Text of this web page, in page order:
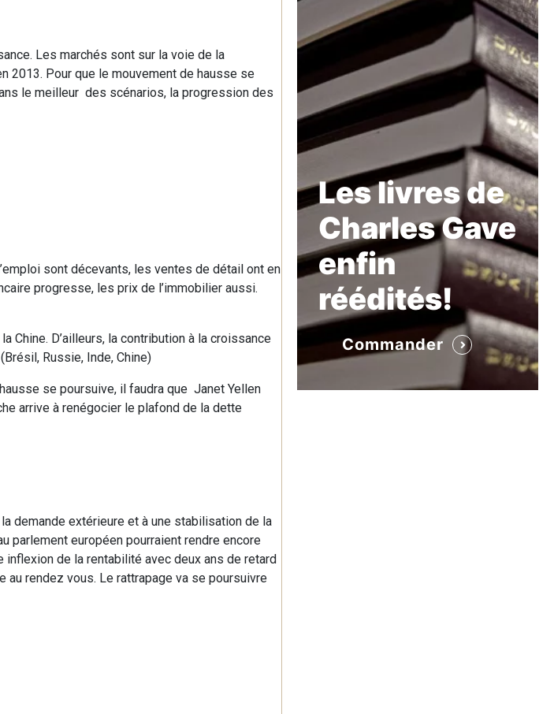
Les marchés sont sur la voie de la
2013. Pour que le mouvement de hausse se
le meilleur des scénarios, la progression des
sont décevants, les ventes de détail ont en
progresse, les prix de l’immobilier aussi.
Chine. D’ailleurs, la contribution à la croissance
Russie, Inde, Chine)
se poursuive, il faudra que Janet Yellen
arrive à renégocier le plafond de la dette
demande extérieure et à une stabilisation de la
parlement européen pourraient rendre encore
de la rentabilité avec deux ans de retard
rendez vous. Le rattrapage va se poursuivre
Les livres de
Charles Gave
enfin
réédités!
Commander